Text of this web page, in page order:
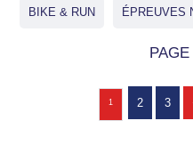
BIKE & RUN ÉPREUVES
PAGE
1 2 3